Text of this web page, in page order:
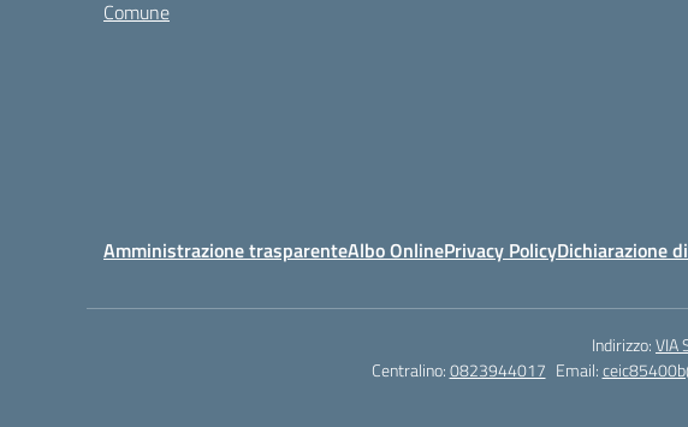
Comune
Amministrazione trasparenteAlbo OnlinePrivacy PolicyDichiarazione
Indirizzo:VIA
Centralino:0823944017 Email: